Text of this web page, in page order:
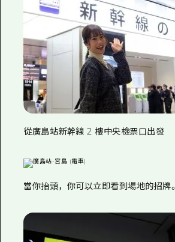
從廣島站新幹線 2 樓中央檢票口出發
當你抬頭，你可以立即看到場地的招牌。